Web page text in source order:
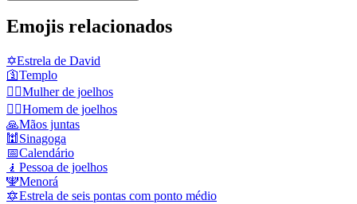
Emojis relacionados
✡️Estrela de David
🛐Templo
🧎‍♀️Mulher de joelhos
🧎‍♂️Homem de joelhos
🙏Mãos juntas
🕍 Sinagoga
📅Calendário
🧎 Pessoa de joelhos
🕎Menorá
🔯Estrela de seis pontas com ponto médio